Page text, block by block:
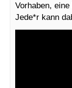
Vorhaben,
Jede*r kann